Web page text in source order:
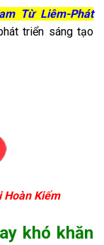
Từ Liêm-Phát
triển sáng tạo
Kiếm
khó khăn